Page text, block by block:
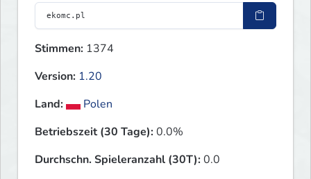
Stimmen: 1374
Version: 1.20
Land:
Polen
Betriebszeit (30 Tage):0.0%
Durchschn. Spieleranzahl (30T):0.0